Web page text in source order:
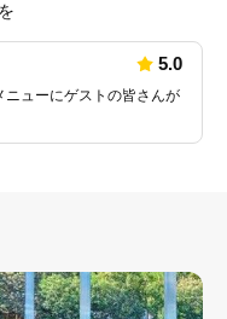
5.0
ューにゲストの皆さんが